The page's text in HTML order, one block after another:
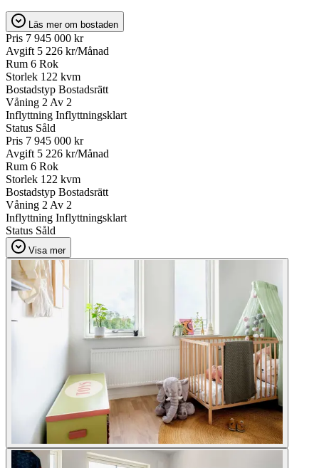
Läs mer om bostaden
Pris 7 945 000 kr
Avgift 5 226 kr/Månad
Rum 6 Rok
Storlek 122 kvm
Bostadstyp Bostadsrätt
Våning 2 Av 2
Inflyttning Inflyttningsklart
Status Såld
Pris 7 945 000 kr
Avgift 5 226 kr/Månad
Rum 6 Rok
Storlek 122 kvm
Bostadstyp Bostadsrätt
Våning 2 Av 2
Inflyttning Inflyttningsklart
Status Såld
Visa mer